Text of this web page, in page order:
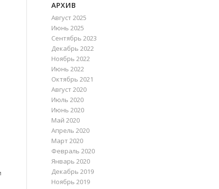
АРХИВ
Август 2025
Июнь 2025
Сентябрь 2023
Декабрь 2022
Ноябрь 2022
Июнь 2022
Октябрь 2021
Август 2020
Июль 2020
Июнь 2020
Май 2020
Апрель 2020
Март 2020
Февраль 2020
Январь 2020
Декабрь 2019
Ноябрь 2019